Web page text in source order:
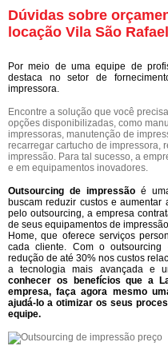
Dúvidas sobre
locação Vila São
Por meio de uma equipe de
destaca no setor de
impressora.
Encontre a solução que você
opções disponibilizadas, como
impressoras, manutenção de
recarregar cartucho de impressora,
impressão. Para tal sucesso, a
e em equipamentos inovadores.
Outsourcing de impressão é
buscam reduzir custos e aumentar
pelo outsourcing, a empresa
de seus equipamentos de
Home, que oferece serviços
cada cliente. Com o
redução de até 30% nos custos
a tecnologia mais avançada e
conhecer os benefícios que a
empresa, faça agora mesmo
ajudá-lo a otimizar os seus
equipe.